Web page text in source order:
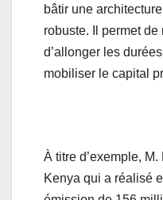
bâtir une
robuste. Il permet
d’allonger les
mobiliser le capital
À titre d’exemple,
Kenya qui a réalisé